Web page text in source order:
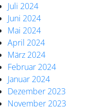
Juli 2024
Juni 2024
Mai 2024
April 2024
März 2024
Februar 2024
Januar 2024
Dezember 2023
November 2023